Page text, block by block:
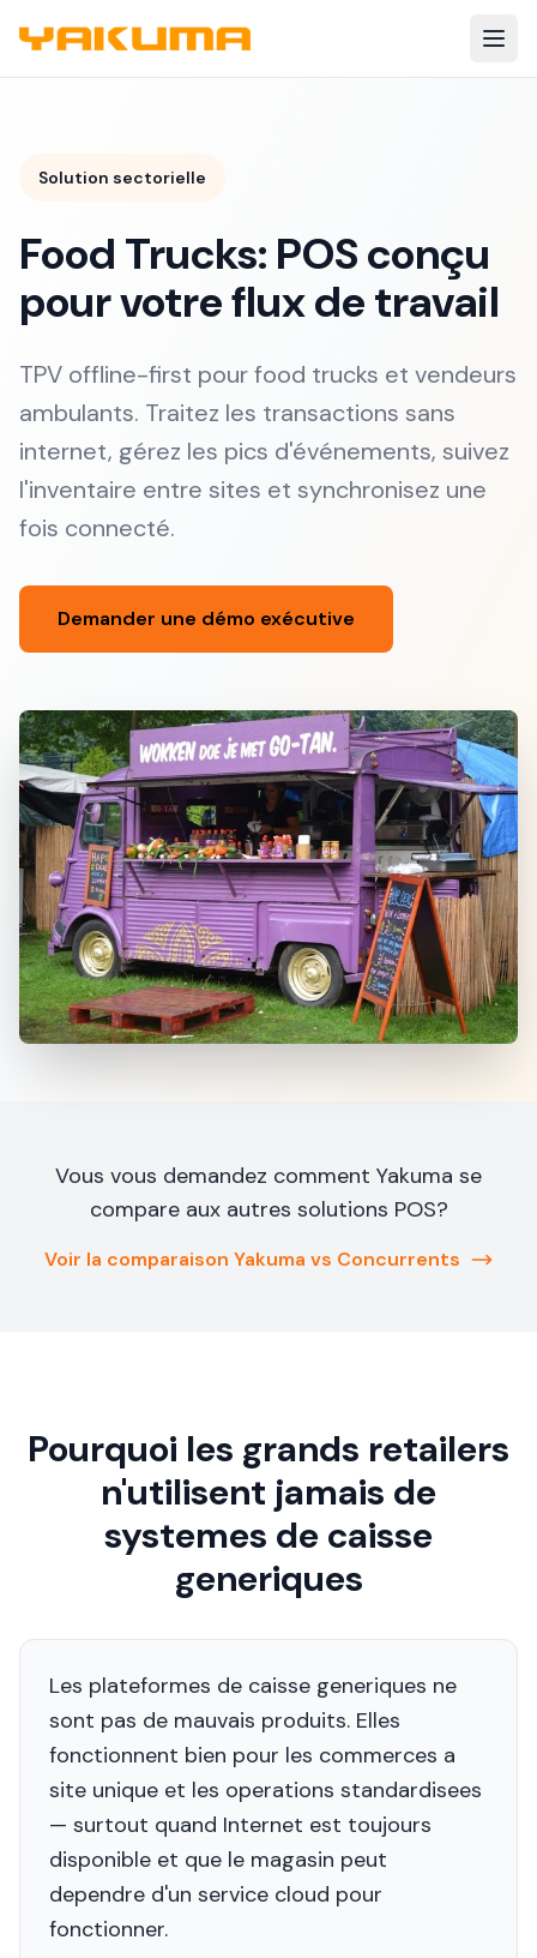
Solution sectorielle
Food Trucks: POS conçu
pour votre flux de travail
TPV offline-first pour food trucks et vendeurs
ambulants. Traitez les transactions sans
internet, gérez les pics d'événements, suivez
l'inventaire entre sites et synchronisez une
fois connecté.
Demander une démo exécutive
Vous vous demandez comment Yakuma se
compare aux autres solutions POS?
Voir la comparaison Yakuma vs Concurrents
Pourquoi les grands retailers
n'utilisent jamais de
systemes de caisse
generiques
Les plateformes de caisse generiques ne
sont pas de mauvais produits. Elles
fonctionnent bien pour les commerces a
site unique et les operations standardisees
— surtout quand Internet est toujours
disponible et que le magasin peut
dependre d'un service cloud pour
fonctionner.